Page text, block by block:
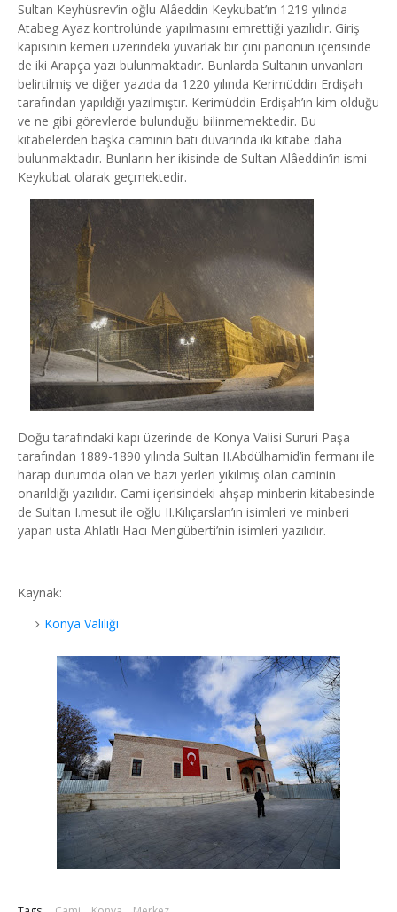
Sultan Keyhüsrev’in oğlu Alâeddin Keykubat’ın 1219 yılında
Atabeg Ayaz kontrolünde yapılmasını emrettiği yazılıdır. Giriş
kapısının kemeri üzerindeki yuvarlak bir çini panonun içerisinde
de iki Arapça yazı bulunmaktadır. Bunlarda Sultanın unvanları
belirtilmiş ve diğer yazıda da 1220 yılında Kerimüddin Erdişah
tarafından yapıldığı yazılmıştır. Kerimüddin Erdişah’ın kim olduğu
ve ne gibi görevlerde bulunduğu bilinmemektedir. Bu
kitabelerden başka caminin batı duvarında iki kitabe daha
bulunmaktadır. Bunların her ikisinde de Sultan Alâeddin’in ismi
Keykubat olarak geçmektedir.
Doğu tarafındaki kapı üzerinde de Konya Valisi Sururi Paşa
tarafından 1889-1890 yılında Sultan II.Abdülhamid’in fermanı ile
harap durumda olan ve bazı yerleri yıkılmış olan caminin
onarıldığı yazılıdır. Cami içerisindeki ahşap minberin kitabesinde
de Sultan I.mesut ile oğlu II.Kılıçarslan’ın isimleri ve minberi
yapan usta Ahlatlı Hacı Mengüberti’nin isimleri yazılıdır.
Kaynak:
Konya Valiliği